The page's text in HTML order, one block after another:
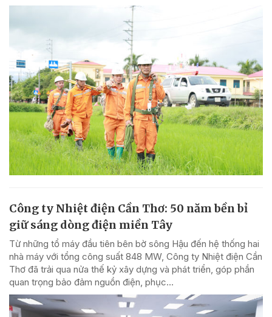
Công ty Nhiệt điện Cần Thơ: 50 năm bền bỉ
giữ sáng dòng điện miền Tây
Từ những tổ máy đầu tiên bên bờ sông Hậu đến hệ thống hai
nhà máy với tổng công suất 848 MW, Công ty Nhiệt điện Cần
Thơ đã trải qua nửa thế kỷ xây dựng và phát triển, góp phần
quan trọng bảo đảm nguồn điện, phục...